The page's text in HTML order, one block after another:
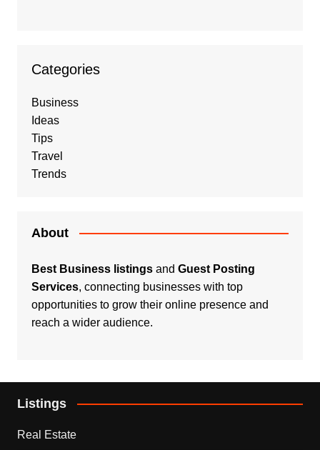
Categories
Business
Ideas
Tips
Travel
Trends
About
Best Business listingsand Guest Posting
Services, connecting businesses with top
opportunities to grow their online presence and
reach a wider audience.
Listings
Real Estate